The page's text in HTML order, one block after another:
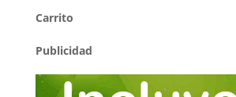
Carrito
Publicidad